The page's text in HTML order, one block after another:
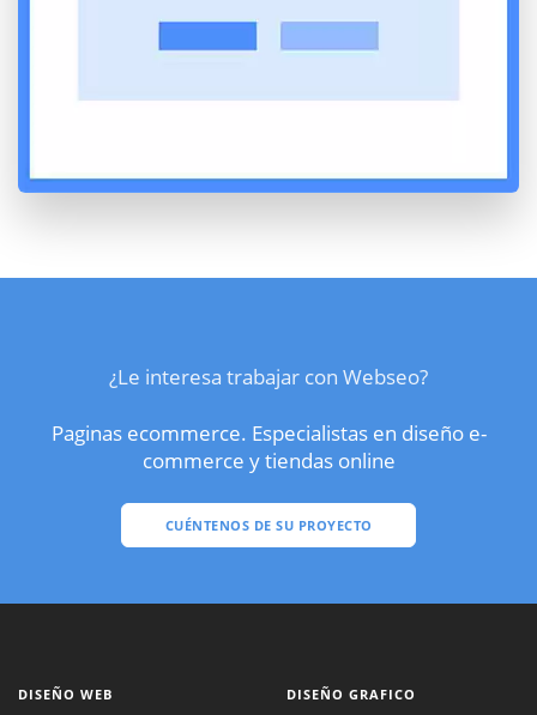
¿Le interesa trabajar con Webseo?
Paginas ecommerce. Especialistas en diseño e-
commerce y tiendas online
CUÉNTENOS DE SU PROYECTO
DISEÑO WEB DISEÑO GRAFICO